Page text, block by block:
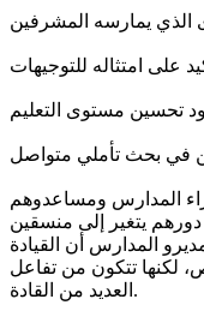
المدارس ومساعدوهم
دورهم يتغير إلى منسقين
المدارس أن القيادة
لكنها تتكون من تفاعل
العديد من القادة.